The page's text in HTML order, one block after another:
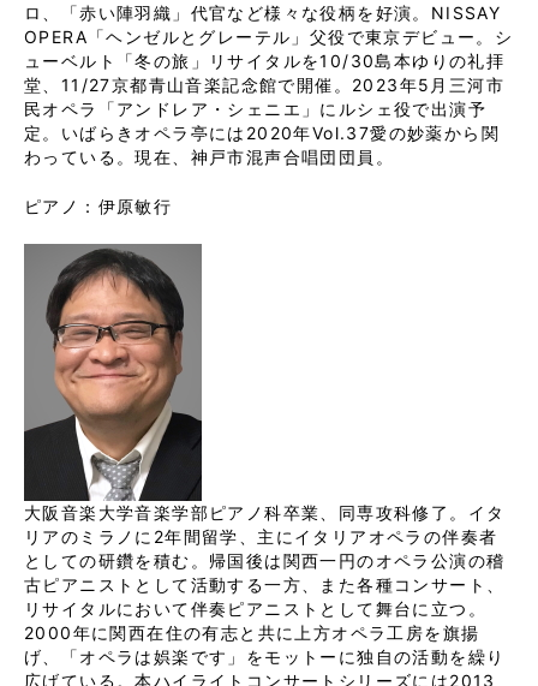
ロ、「赤い陣羽織」代官など様々な役柄を好演。NISSAY
OPERA「ヘンゼルとグレーテル」父役で東京デビュー。シ
ューベルト「冬の旅」リサイタルを10/30島本ゆりの礼拝
堂、11/27京都青山音楽記念館で開催。2023年5月三河市
民オペラ「アンドレア・シェニエ」にルシェ役で出演予
定。いばらきオペラ亭には2020年Vol.37愛の妙薬から関
わっている。現在、神戸市混声合唱団団員。
ピアノ：伊原敏行
大阪音楽大学音楽学部ピアノ科卒業、同専攻科修了。イタ
リアのミラノに2年間留学、主にイタリアオペラの伴奏者
としての研鑽を積む。帰国後は関西一円のオペラ公演の稽
古ピアニストとして活動する一方、また各種コンサート、
リサイタルにおいて伴奏ピアニストとして舞台に立つ。
2000年に関西在住の有志と共に上方オペラ工房を旗揚
げ、「オペラは娯楽です」をモットーに独自の活動を繰り
広げている。本ハイライトコンサートシリーズには2013